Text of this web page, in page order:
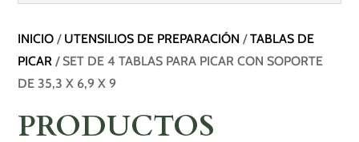
INICIO / UTENSILIOS DE PREPARACIÓN /TABLAS DE
PICAR / SET DE 4 TABLAS PARA PICAR CON SOPORTE
DE 35,3 X 6,9 X 9
PRODUCTOS